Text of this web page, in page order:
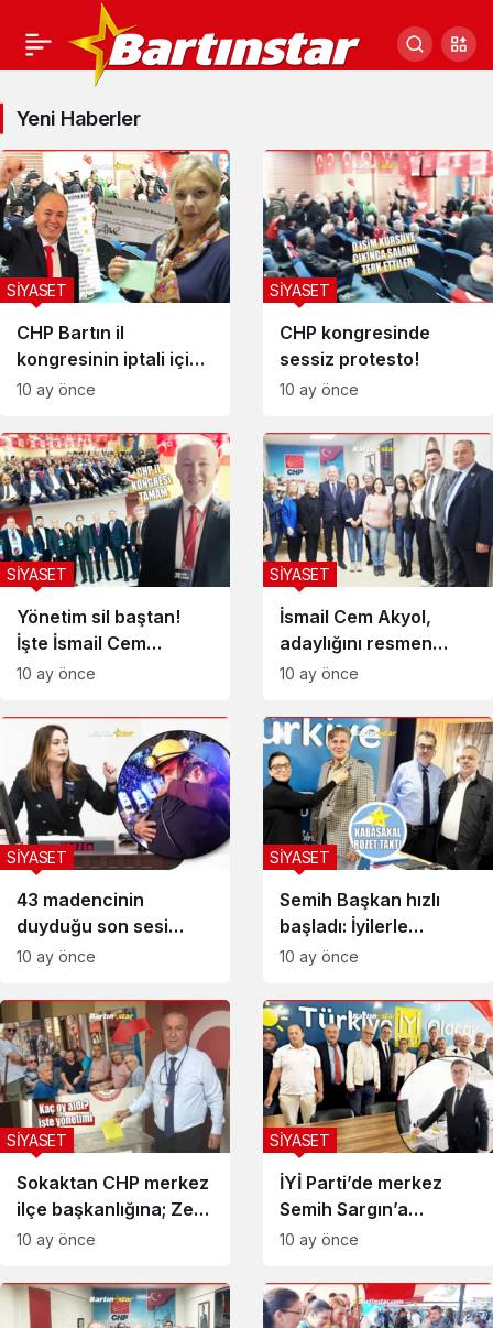
SİYASET
Haberleri
Yeni Haberler
CHP Bartın il
kongresinin iptali için
YSK’ya başvuru
SİYASET
10 ay önce
CHP kongresinde
sessiz protesto!
SİYASET
10 ay önce
Yönetim sil baştan!
İşte İsmail Cem
Akyol’un A takımı
SİYASET
10 ay önce
İsmail Cem Akyol,
adaylığını resmen
açıkladı
SİYASET
10 ay önce
43 madencinin
duyduğu son sesi
Meclis’te dinletti
SİYASET
10 ay önce
Semih Başkan hızlı
başladı: İyilerle
güçleneceğiz
SİYASET
10 ay önce
Sokaktan CHP merkez
ilçe başkanlığına; Zeki
Şahin
SİYASET
10 ay önce
İYİ Parti’de merkez
Semih Sargın’a
emanet
SİYASET
10 ay önce